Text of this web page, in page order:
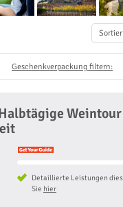
Geschenkverpackung filtern:
Detaillierte Leistungen
Sie hier